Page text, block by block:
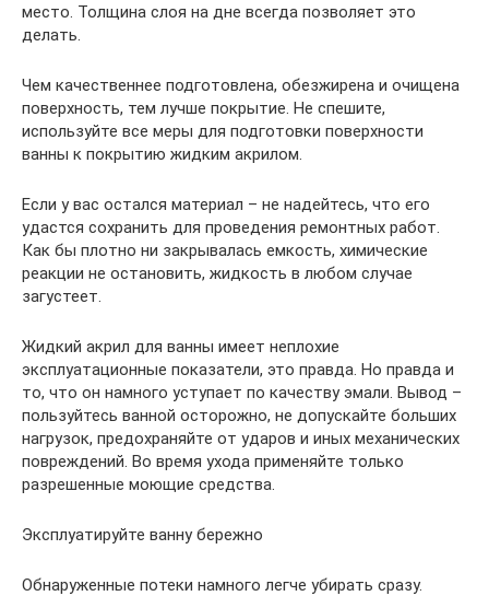
место. Толщина слоя на дне всегда позволяет это
делать.
Чем качественнее подготовлена, обезжирена и очищена
поверхность, тем лучше покрытие. Не спешите,
используйте все меры для подготовки поверхности
ванны к покрытию жидким акрилом.
Если у вас остался материал – не надейтесь, что его
удастся сохранить для проведения ремонтных работ.
Как бы плотно ни закрывалась емкость, химические
реакции не остановить, жидкость в любом случае
загустеет.
Жидкий акрил для ванны имеет неплохие
эксплуатационные показатели, это правда. Но правда и
то, что он намного уступает по качеству эмали. Вывод –
пользуйтесь ванной осторожно, не допускайте больших
нагрузок, предохраняйте от ударов и иных механических
повреждений. Во время ухода применяйте только
разрешенные моющие средства.
Эксплуатируйте ванну бережно
Обнаруженные потеки намного легче убирать сразу.